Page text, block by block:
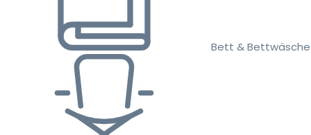
Bett & Bettwäsche